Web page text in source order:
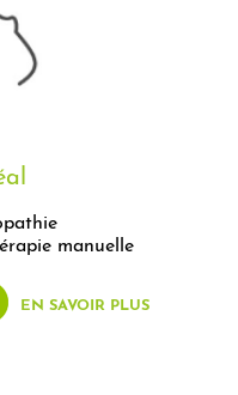
manuelle
EN SAVOIR PLUS